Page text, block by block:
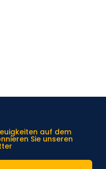
auf dem
Sie unseren